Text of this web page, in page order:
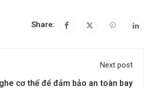
Share:
Next post
cơ thể để đảm bảo an toàn bay